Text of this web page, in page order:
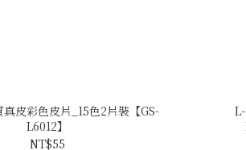
皮彩色皮片_15色2片裝【GS-
L6012】
NT$55